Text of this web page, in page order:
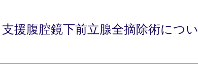
援腹腔鏡下前立腺全摘除術につい